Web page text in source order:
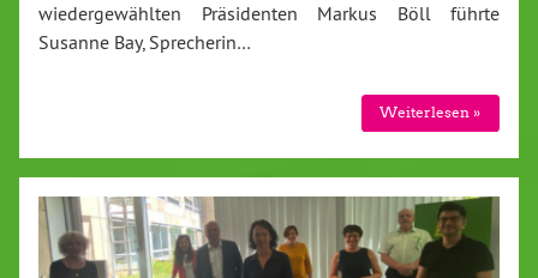
wiedergewählten Präsidenten Markus Böll führte
Susanne Bay, Sprecherin…
Weiterlesen »